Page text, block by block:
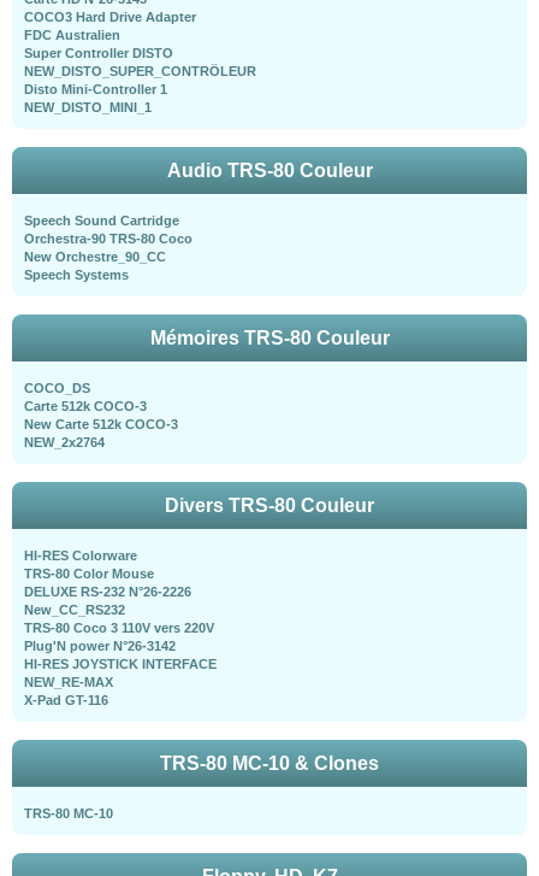
COCO3 Hard Drive Adapter
FDC Australien
Super Controller DISTO
NEW_DISTO_SUPER_CONTRÖLEUR
Disto Mini-Controller 1
NEW_DISTO_MINI_1
Audio TRS-80 Couleur
Speech Sound Cartridge
Orchestra-90 TRS-80 Coco
New Orchestre_90_CC
Speech Systems
Mémoires TRS-80 Couleur
COCO_DS
Carte 512k COCO-3
New Carte 512k COCO-3
NEW_2x2764
Divers TRS-80 Couleur
HI-RES Colorware
TRS-80 Color Mouse
DELUXE RS-232 N°26-2226
New_CC_RS232
TRS-80 Coco 3 110V vers 220V
Plug'N power N°26-3142
HI-RES JOYSTICK INTERFACE
NEW_RE-MAX
X-Pad GT-116
TRS-80 MC-10 & Clones
TRS-80 MC-10